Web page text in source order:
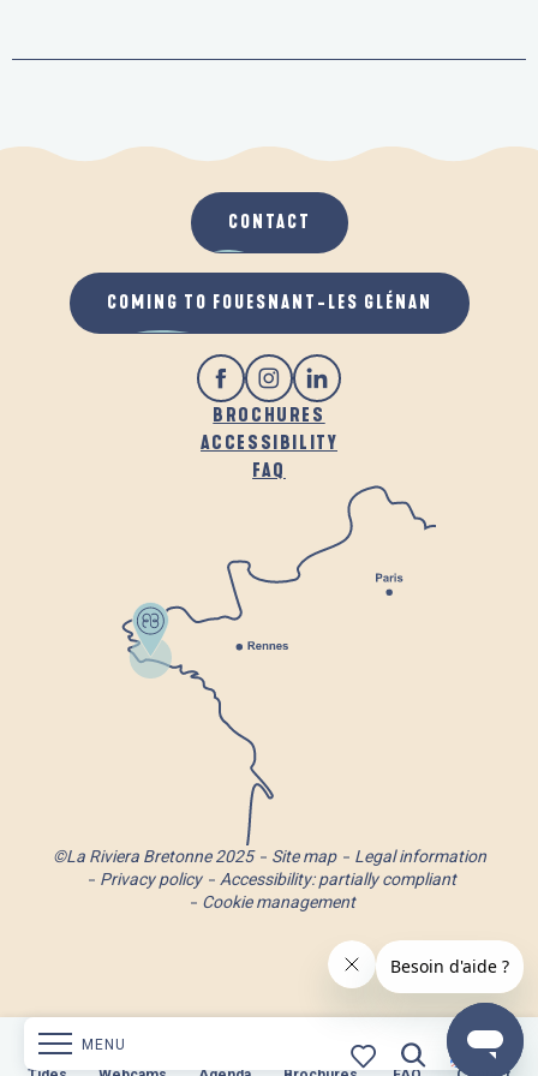
MENU
BROCHURES
ACCESSIBILITY
FAQ
CONTACT
COMING TO FOUESNANT-LES GLÉNAN
©La Riviera Bretonne 2025 Site map
Legal information
Privacy policy
Accessibility: partially compliant
Cookie management